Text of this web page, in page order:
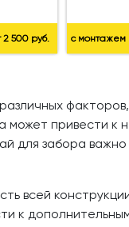
2 500 руб. с монтажем
привести к
для забора
всей
к